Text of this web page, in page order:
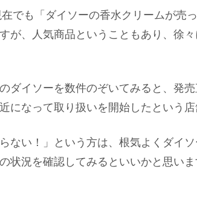
でも「ダイソーの香水クリームが売
が、人気商品ということもあり、徐
ダイソーを数件のぞいてみると、発
になって取り扱いを開始したという店
ない！」という方は、根気よくダイ
状況を確認してみるといいかと思いま